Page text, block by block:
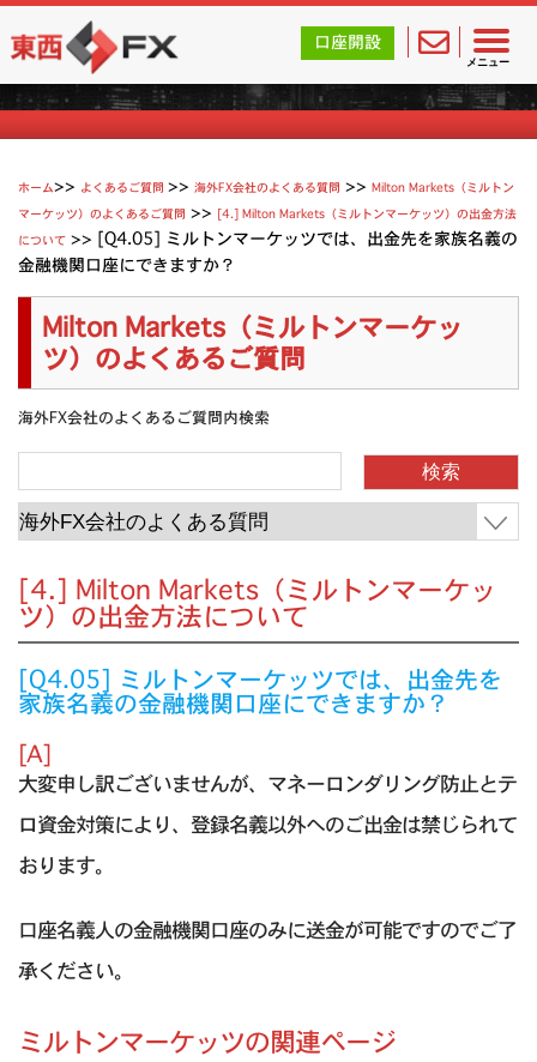
メニュー
東西FX｜海外FX会社（ブローカー）の無料口座開設サポ
口座開設
Milton Marketsのよくあるご質問
ホーム よくあるご質問 >>海外FX会社のよくある質問 >>Milton Markets（ミルトン
マーケッツ）のよくあるご質問 >> [4.] Milton Markets（ミルトンマーケッツ）の出金方法
について >> [Q4.05] ミルトンマーケッツでは、出金先を家族名義の
金融機関口座にできますか？
Milton Markets（ミルトンマーケッ
ツ）のよくあるご質問
海外FX会社のよくあるご質問内検索
[4.] Milton Markets（ミルトンマーケッ
ツ）の出金方法について
[Q4.05] ミルトンマーケッツでは、出金先を
家族名義の金融機関口座にできますか？
[A]
大変申し訳ございませんが、マネーロンダリング防止とテ
ロ資金対策により、登録名義以外へのご出金は禁じられて
おります。
口座名義人の金融機関口座のみに送金が可能ですのでご了
承ください。
ミルトンマーケッツの関連ページ